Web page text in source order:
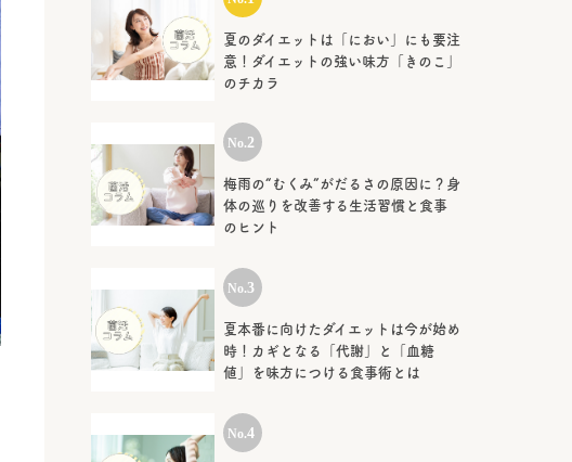
夏のダイエットは「におい」にも要注
意！ダイエットの強い味方「きのこ」
のチカラ
梅雨の“むくみ”がだるさの原因に？身
体の巡りを改善する生活習慣と食事
のヒント
夏本番に向けたダイエットは今が始め
時！カギとなる「代謝」と「血糖
値」を味方につける食事術とは